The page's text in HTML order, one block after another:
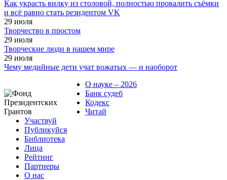
Как украсть вилку из столовой, полностью провалить съёмки
и всё равно стать резидентом VK
29 июля
Творчество в простом
29 июля
Творческие люди в нашем мире
29 июля
Чему медийные дети учат вожатых — и наоборот
О науке – 2026
Банк судеб
Кодекс
Читай
Участвуй
Публикуйся
Библиотека
Лица
Рейтинг
Партнеры
О нас